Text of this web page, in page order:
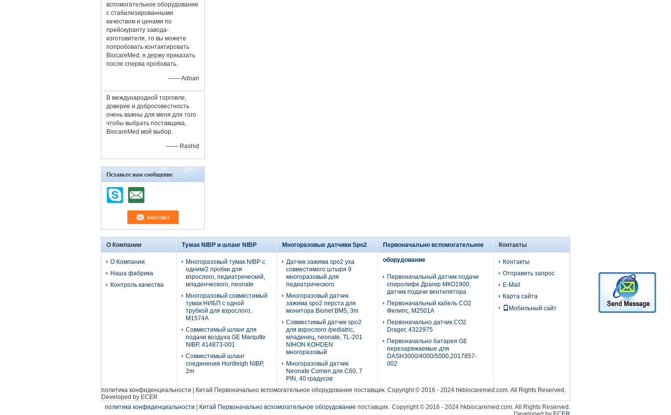
вспомогательное оборудование
с стабилизированными
качеством и ценами по
прейскуранту завода-
изготовителя, то вы можете
попробовать контактировать
BiocareMed, я держу приказать
после сперва пробовать.
—— Adnan
В международной торговле,
доверие и добросовестность
очень важны для меня для того
чтобы выбрать поставщика,
BiocareMed мой выбор.
—— Rashid
Оставьте нам сообщение
О Компании
О Компании
Наша фабрика
Контроль качества
Тумак NIBP и шланг NIBP
Многоразовый тумак NIBP с
одним/2 пробки для
взрослого, педиатрический,
младенческого, neonate
Многоразовый совместимый
тумак НИБП с одной
трубкой для взрослого,
М1574А
Совместимый шланг для
подачи воздуха GE Marqutte
NIBP, 414873-001
Совместимый шланг
соединения Huntleigh NIBP,
2m
Многоразовые датчики Spo2
Датчик зажима spo2 уха
совместимого штыря 9
многоразовый для
педиатрического
Многоразовый датчик
зажима spo2 перста для
монитора Bionet BM5, 3m
Совместимый датчик spo2
для взрослого /pediatric,
младенец, neonate, TL-201
NIHON KOHDEN
многоразовый
Многоразовый датчик
Neonate Comen для C60, 7
PIN, 40 градусов
Первоначально вспомогательное
оборудование
Первоначальный датчик подачи
спиролифе Драгер МКО1900,
датчик подачи вентилятора
Первоначальный кабель СО2
Филипс, М2501А
Первоначально датчик СО2
Drager, 4322975
Первоначально батарея GE
перезаряжаемые для
DASH3000/4000/5000,2017857-
002
Контакты
Контакты
Отправить запрос
E-Mail
Карта сайта
Мобильный сайт
политика конфиденциальности | Китай Первоначально вспомогательное оборудование поставщик. Copyright © 2016 - 2024 hkbiocaremed.com. All Rights Reserved.
Developed by ECER
политика конфиденциальности | Китай Первоначально вспомогательное оборудование поставщик. Copyright © 2016 - 2024 hkbiocaremed.com. All Rights Reserved.